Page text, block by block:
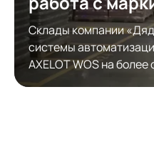
Склады компании
системы
AXELOT WOS на
автоматизации